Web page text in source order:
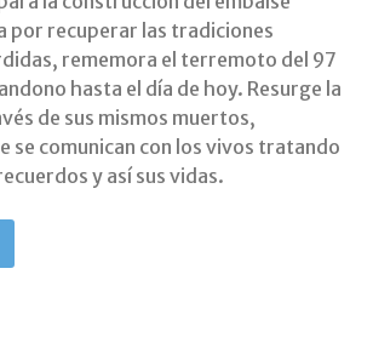
por recuperar las tradiciones
rememora el terremoto del 97
hasta el día de hoy. Resurge la
de sus mismos muertos,
se comunican con los vivos tratando
y así sus vidas.